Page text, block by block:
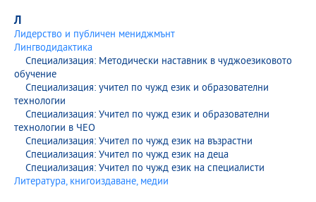
Л
Лидерство и публичен мениджмънт
Лингводидактика
Специализация: Методически наставник в чуджоезиковото
обучение
Специализация: учител по чужд език и образователни
технологии
Специализация: Учител по чужд език и образователни
технологии в ЧЕО
Специализация: Учител по чужд език на възрастни
Специализация: Учител по чужд език на деца
Специализация: Учител по чужд език на специалисти
Литература, книгоиздаване, медии